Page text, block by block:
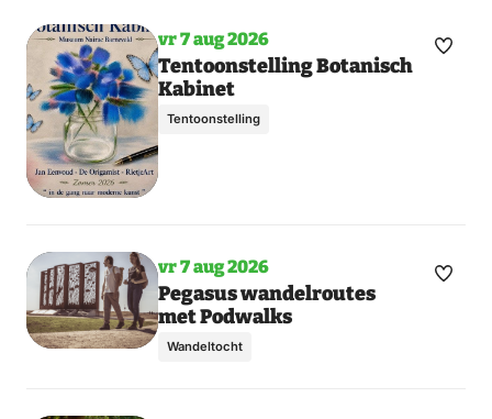
vr 7 aug 2026
Tentoonstelling Botanisch
Kabinet
Tentoonstelling
Maak
Toon
meer
dagen
vr 7 aug 2026
Pegasus wandelroutes
met Podwalks
Wandeltocht
Maak